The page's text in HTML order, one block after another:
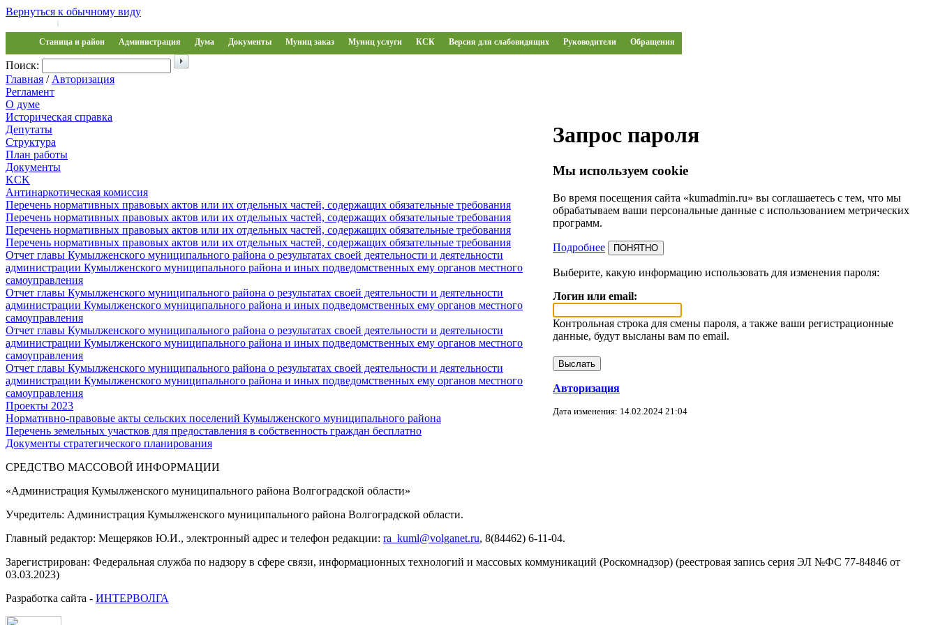
Вернуться к обычному виду
|
Станица и район Администрация Дума Документы Муниц заказ Муниц услуги КСК Версия для слабовидящих Руководители Обращения
Поиск:
Главная / Авторизация
Регламент
О думе
Историческая справка
Депутаты
Структура
План работы
Документы
KCK
Антинаркотическая комиссия
Перечень нормативных правовых актов или их отдельных частей, содержащих обязательные требования
Перечень нормативных правовых актов или их отдельных частей, содержащих обязательные требования
Перечень нормативных правовых актов или их отдельных частей, содержащих обязательные требования
Перечень нормативных правовых актов или их отдельных частей, содержащих обязательные требования
Отчет главы Кумылженского муниципального района о результатах своей деятельности и деятельности
администрации Кумылженского муниципального района и иных подведомственных ему органов местного
самоуправления
Отчет главы Кумылженского муниципального района о результатах своей деятельности и деятельности
администрации Кумылженского муниципального района и иных подведомственных ему органов местного
самоуправления
Отчет главы Кумылженского муниципального района о результатах своей деятельности и деятельности
администрации Кумылженского муниципального района и иных подведомственных ему органов местного
самоуправления
Отчет главы Кумылженского муниципального района о результатах своей деятельности и деятельности
администрации Кумылженского муниципального района и иных подведомственных ему органов местного
самоуправления
Проекты 2023
Нормативно-правовые акты сельских поселений Кумылженского муниципального района
Перечень земельных участков для предоставления в собственность граждан бесплатно
Документы стратегического планирования
Запрос пароля
Мы используем cookie
Во время посещения сайта «kumadmin.ru» вы соглашаетесь с тем, что мы
обрабатываем ваши персональные данные с использованием метрических
программ.
Подробнее ПОНЯТНО
Выберите, какую информацию использовать для изменения пароля:
Логин или email:
Контрольная строка для смены пароля, а также ваши регистрационные
данные, будут высланы вам по email.
Авторизация
Дата изменения: 14.02.2024 21:04
СРЕДСТВО МАССОВОЙ ИНФОРМАЦИИ
«Администрация Кумылженского муниципального района Волгоградской области»
Учредитель: Администрация Кумылженского муниципального района Волгоградской области.
Главный редактор: Мещеряков Ю.И., электронный адрес и телефон редакции: ra_kuml@volganet.ru, 8(84462) 6-11-04.
Зарегистрирован: Федеральная служба по надзору в сфере связи, информационных технологий и массовых коммуникаций (Роскомнадзор) (реестровая запись серия ЭЛ №ФС 77-84846 от
03.03.2023)
Разработка сайта - ИНТЕРВОЛГА